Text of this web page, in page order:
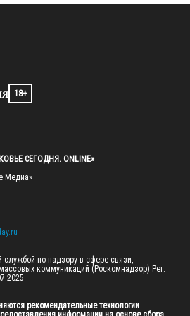
18+
СЕГОДНЯ. ONLINE»
Медиа»
службой по надзору в сфере связи,
коммуникаций (Роскомнадзор) Рег.
рекомендательные технологии